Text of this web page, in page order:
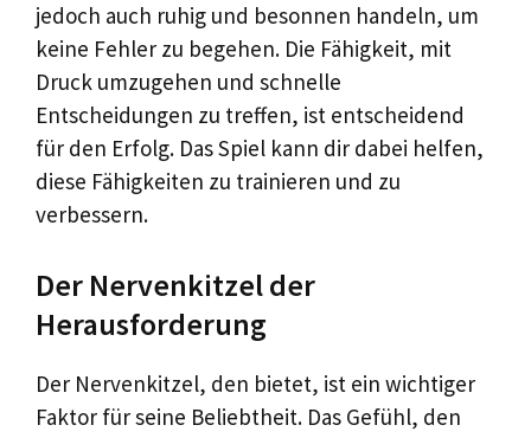
jedoch auch ruhig und besonnen handeln, um
keine Fehler zu begehen. Die Fähigkeit, mit
Druck umzugehen und schnelle
Entscheidungen zu treffen, ist entscheidend
für den Erfolg. Das Spiel kann dir dabei helfen,
diese Fähigkeiten zu trainieren und zu
verbessern.
Der Nervenkitzel der
Herausforderung
Der Nervenkitzel, den bietet, ist ein wichtiger
Faktor für seine Beliebtheit. Das Gefühl, den